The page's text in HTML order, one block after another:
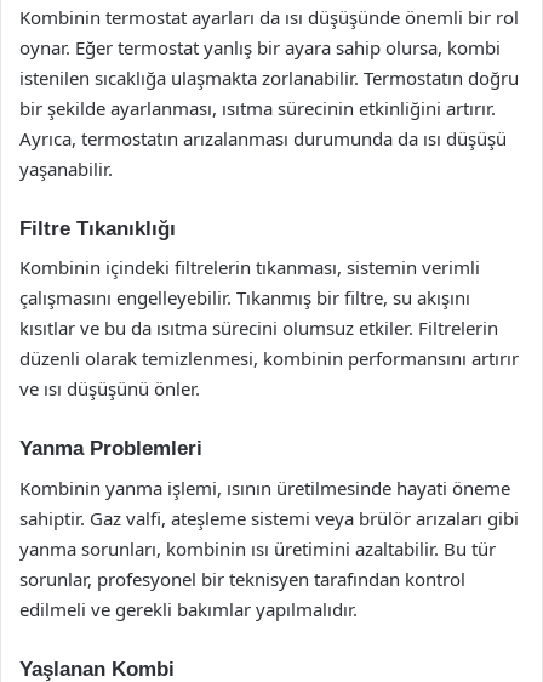
Kombinin termostat ayarları da ısı düşüşünde önemli bir rol
oynar. Eğer termostat yanlış bir ayara sahip olursa, kombi
istenilen sıcaklığa ulaşmakta zorlanabilir. Termostatın doğru
bir şekilde ayarlanması, ısıtma sürecinin etkinliğini artırır.
Ayrıca, termostatın arızalanması durumunda da ısı düşüşü
yaşanabilir.
Filtre Tıkanıklığı
Kombinin içindeki filtrelerin tıkanması, sistemin verimli
çalışmasını engelleyebilir. Tıkanmış bir filtre, su akışını
kısıtlar ve bu da ısıtma sürecini olumsuz etkiler. Filtrelerin
düzenli olarak temizlenmesi, kombinin performansını artırır
ve ısı düşüşünü önler.
Yanma Problemleri
Kombinin yanma işlemi, ısının üretilmesinde hayati öneme
sahiptir. Gaz valfi, ateşleme sistemi veya brülör arızaları gibi
yanma sorunları, kombinin ısı üretimini azaltabilir. Bu tür
sorunlar, profesyonel bir teknisyen tarafından kontrol
edilmeli ve gerekli bakımlar yapılmalıdır.
Yaşlanan Kombi